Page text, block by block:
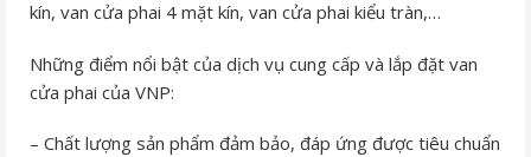
kín, van cửa phai 4 mặt kín, van cửa phai kiểu tràn,…
Những điểm nổi bật của dịch vụ cung cấp và lắp đặt van
cửa phai của VNP:
– Chất lượng sản phẩm đảm bảo, đáp ứng được tiêu chuẩn